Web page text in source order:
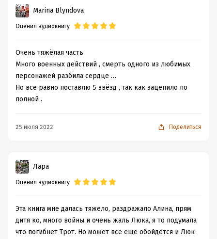
Marina Blyndova
Оценил аудиокнигу
Очень тяжёлая часть
Много военных действий , смерть одного из любимых
персонажей разбила сердце …
Но все равно поставлю 5 звёзд , так как зацепило по
полной .
25 июля 2022 Поделиться
Лара
Оценил аудиокнигу
Эта книга мне далась тяжело, раздражало Алина, прям
дитя ко, много войны и очень жаль Люка, я то подумала
что погибнет Трот. Но может все ещё обойдётся и Люк